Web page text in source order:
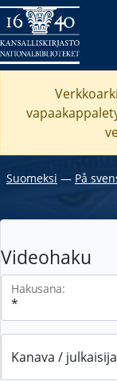
Suomeksi ― På
Videohaku
Hakusana:
Kanava /